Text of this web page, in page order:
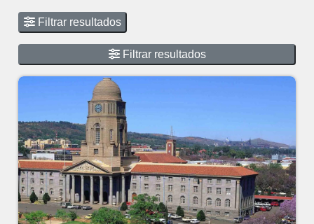
Filtrar resultados
Filtrar resultados